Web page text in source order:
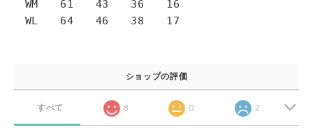
WM 61 43 36 16
WL 64 46 38 17
ショップの評価
すべて 8 0 2